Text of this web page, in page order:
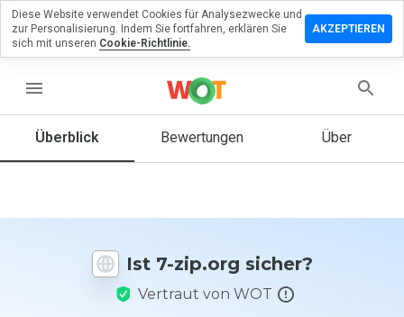
menu
Überblick Bewertungen Über
Ist 7-zip.org sicher?
Vertraut von WOT
eine
Sie diese
Diese Website verwendet Cookies für Analysezwecke und
zur Personalisierung. Indem Sie fortfahren, erklären Sie
sich mit unseren Cookie-Richtlinie.
AKZEPTIEREN